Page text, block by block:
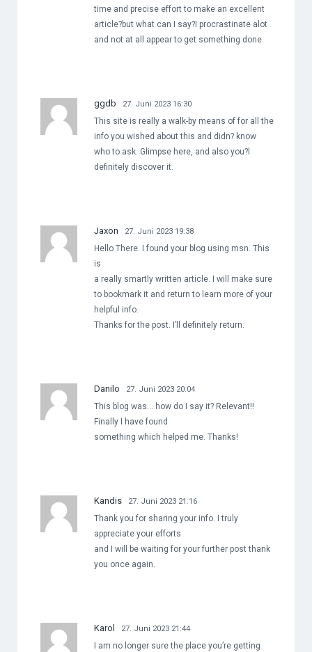
time and precise effort to make an excellent
article?but what can I say?I procrastinate alot
and not at all appear to get something done.
ggdb 27. Juni 2023 16:30
This site is really a walk-by means of for all the
info you wished about this and didn? know
who to ask. Glimpse here, and also you?l
definitely discover it.
Jaxon 27. Juni 2023 19:38
Hello There. I found your blog using msn. This
is
a really smartly written article. I will make sure
to bookmark it and return to learn more of your
helpful info.
Thanks for the post. I’ll definitely return.
Danilo 27. Juni 2023 20:04
This blog was… how do I say it? Relevant!!
Finally I have found
something which helped me. Thanks!
Kandis 27. Juni 2023 21:16
Thank you for sharing your info. I truly
appreciate your efforts
and I will be waiting for your further post thank
you once again.
Karol 27. Juni 2023 21:44
I am no longer sure the place you’re getting